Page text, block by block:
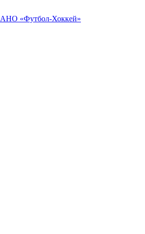
АНО «Футбол-Хоккей»